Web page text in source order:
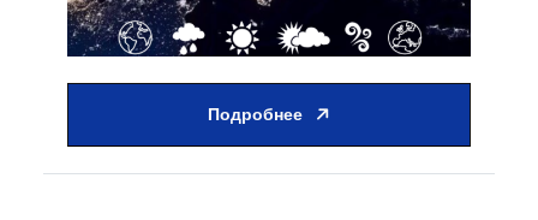
Подробнее